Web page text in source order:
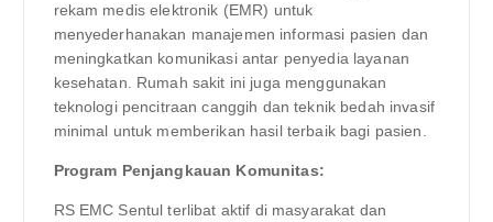
rekam medis elektronik (EMR) untuk
menyederhanakan manajemen informasi pasien dan
meningkatkan komunikasi antar penyedia layanan
kesehatan. Rumah sakit ini juga menggunakan
teknologi pencitraan canggih dan teknik bedah invasif
minimal untuk memberikan hasil terbaik bagi pasien.
Program Penjangkauan Komunitas:
RS EMC Sentul terlibat aktif di masyarakat dan